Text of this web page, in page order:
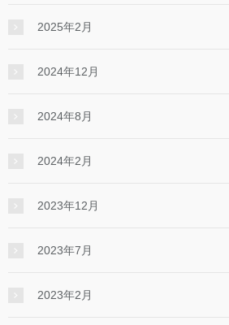
2025年2月
2024年12月
2024年8月
2024年2月
2023年12月
2023年7月
2023年2月